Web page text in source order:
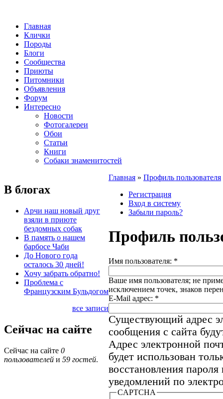
Главная
Клички
Породы
Блоги
Сообщества
Приюты
Питомники
Объявления
Форум
Интересно
Новости
Фотогалереи
Обои
Статьи
Книги
Собаки знаменитостей
В блогах
Арчи наш новый друг
взяли в приюте
бездомных собак
В память о нашем
барбосе Чаби
До Нового года
осталось 30 дней!
Хочу забрать обратно!
Проблема с
Французским Бульдогом
все записи
Сейчас на сайте
Сейчас на сайте 0
пользователей и 59 гостей.
Главная » Профиль пользователя
Регистрация
Вход в систему
Забыли пароль?
Профиль
Имя пользователя: *
Ваше имя пользователя; не
исключением точек, знаков
E-Mail адрес: *
Существующий адрес
сообщения с сайта
Адрес электронной
будет использован
восстановления
уведомлений по
CAPTCHA